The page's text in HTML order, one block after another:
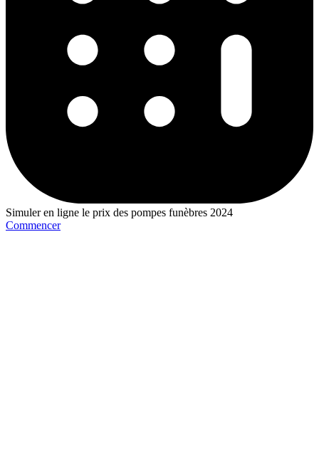
Simuler en ligne le prix des pompes funèbres 2024
Commencer